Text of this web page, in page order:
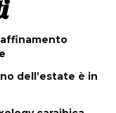
dell’estate è in